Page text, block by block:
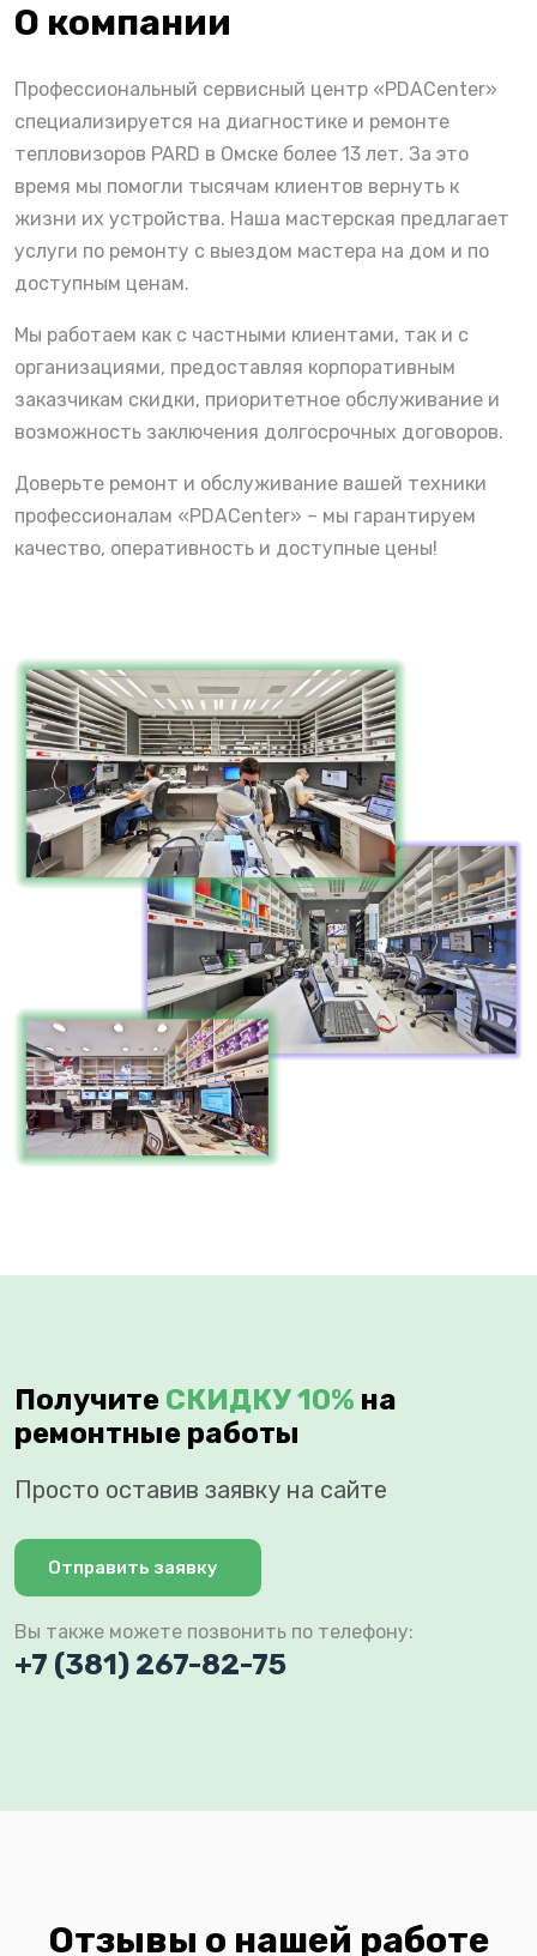
О компании
Профессиональный сервисный центр «PDACenter»
специализируется на диагностике и ремонте
тепловизоров PARD в Омске более 13 лет. За это
время мы помогли тысячам клиентов вернуть к
жизни их устройства. Наша мастерская предлагает
услуги по ремонту с выездом мастера на дом и по
доступным ценам.
Мы работаем как с частными клиентами, так и с
организациями, предоставляя корпоративным
заказчикам скидки, приоритетное обслуживание и
возможность заключения долгосрочных договоров.
Доверьте ремонт и обслуживание вашей техники
профессионалам «PDACenter» – мы гарантируем
качество, оперативность и доступные цены!
Получите СКИДКУ 10% на
ремонтные работы
Просто оставив заявку на сайте
Отправить заявку
Вы также можете позвонить по телефону:
+7 (381) 267-82-75
Отзывы о нашей работе